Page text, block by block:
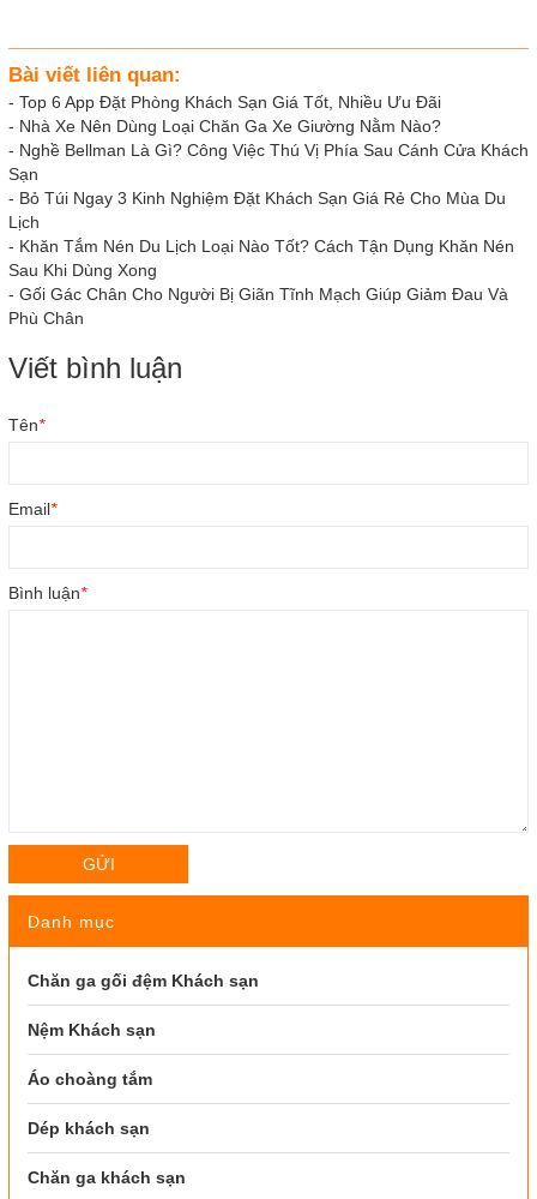
Bài viết liên quan:
- Top 6 App Đặt Phòng Khách Sạn Giá Tốt, Nhiều Ưu Đãi
- Nhà Xe Nên Dùng Loại Chăn Ga Xe Giường Nằm Nào?
- Nghề Bellman Là Gì? Công Việc Thú Vị Phía Sau Cánh Cửa Khách
Sạn
- Bỏ Túi Ngay 3 Kinh Nghiệm Đặt Khách Sạn Giá Rẻ Cho Mùa Du
Lịch
- Khăn Tắm Nén Du Lịch Loại Nào Tốt? Cách Tận Dụng Khăn Nén
Sau Khi Dùng Xong
- Gối Gác Chân Cho Người Bị Giãn Tĩnh Mạch Giúp Giảm Đau Và
Phù Chân
Viết bình luận
Tên*
Email*
Bình luận*
GỬI
Danh mục
Chăn ga gối đệm Khách sạn
Nệm Khách sạn
Áo choàng tắm
Dép khách sạn
Chăn ga khách sạn